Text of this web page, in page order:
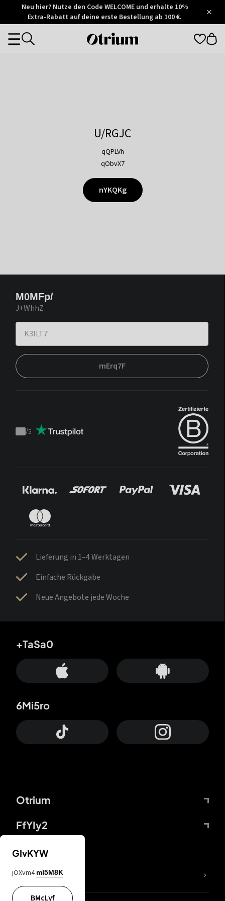
Otrium
Trustpilot
Neu hier? Nutze den Code WELCOME und erhalte 10%
Extra-Rabatt auf deine erste Bestellung ab 100 €.
Otrium
Categories
U/RGJC
qQPLVh
qObvX7
nYKQKg
M0MFp/
J+WhhZ
mErq7F
Trustpilot
/5
Lieferung in 1–4 Werktagen
Einfache Rückgabe
Neue Angebote jede Woche
Otrium
FfYIy2
+TaSa0
6Mi5ro
DDcvSo
GIvKYW
jOXvm4 mI5M8K
BMcLyf